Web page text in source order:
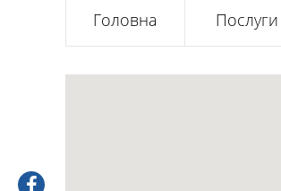
Головна Послуги